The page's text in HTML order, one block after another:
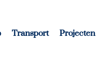
Transport Projecten